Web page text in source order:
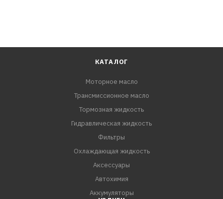
КАТАЛОГ
Моторное масло
Трансмиссионное масло
Тормозная жидкость
Гидравлическая жидкость
Фильтры
Охлаждающая жидкость
Аксессуары
Автохимия
Аккумуляторы